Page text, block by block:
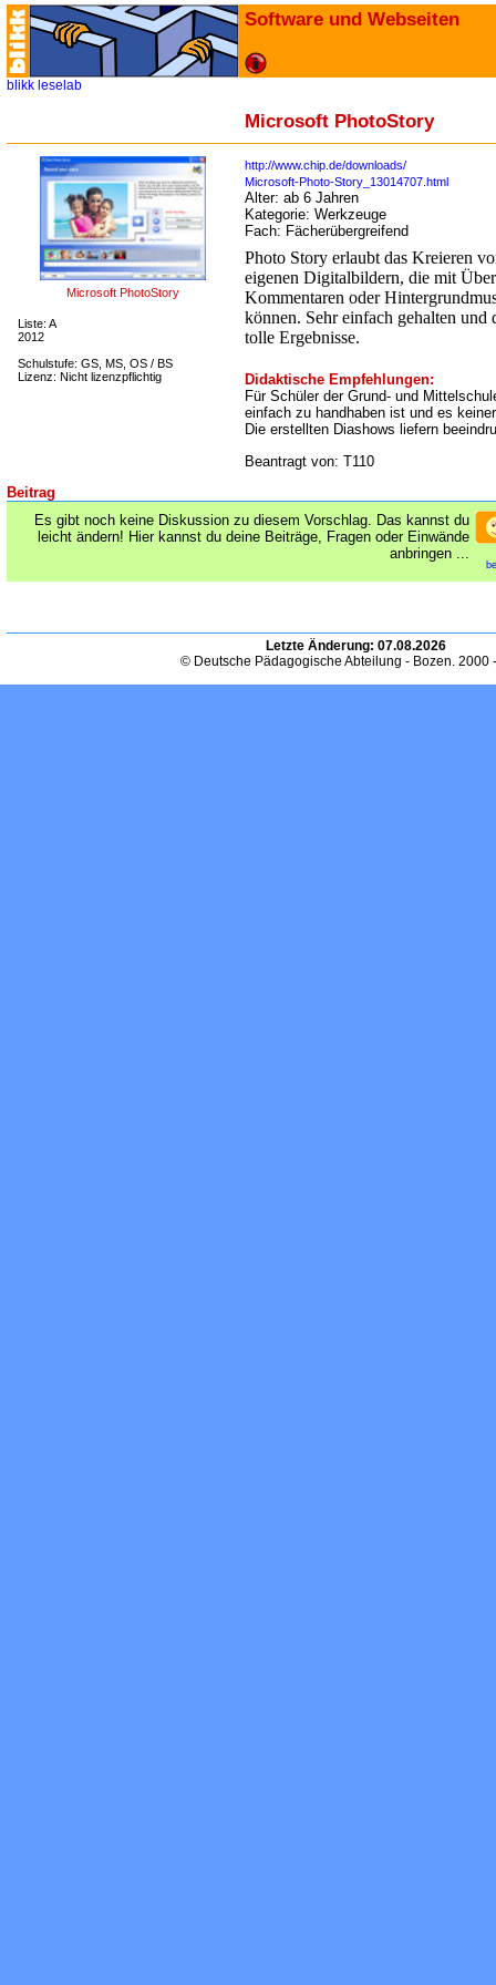
Software und Webseiten
blikk leselab
Microsoft PhotoStory
Microsoft PhotoStory
Liste: A
2012
Schulstufe: GS, MS, OS / BS
Lizenz: Nicht lizenzpflichtig
http://www.chip.de/downloads/
Microsoft-Photo-Story_13014707.html
Alter: ab 6 Jahren
Kategorie: Werkzeuge
Fach: Fächerübergreifend
Photo Story erlaubt das Kreieren
eigenen Digitalbildern, die mit
Kommentaren oder
können. Sehr einfach gehalten und
tolle Ergebnisse.
Didaktische Empfehlungen:
Für Schüler der Grund- und
einfach zu handhaben ist und es
Die erstellten Diashows liefern
Beantragt von: T110
Beitrag
Es gibt noch keine Diskussion zu diesem Vorschlag. Das kannst du
leicht ändern! Hier kannst du deine Beiträge, Fragen oder Einwände
anbringen ...
Letzte Änderung: 07.08.2026
© Deutsche Pädagogische Abteilung - Bozen. 2000